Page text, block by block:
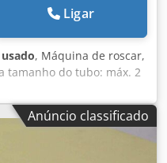
Ligar
usado, Máquina de roscar,
tamanho do tubo: máx. 2
-Velocidade: rpm -
Cortador de
interno -Tensão
1200/660/H1250 mm -
Anúncio classificado